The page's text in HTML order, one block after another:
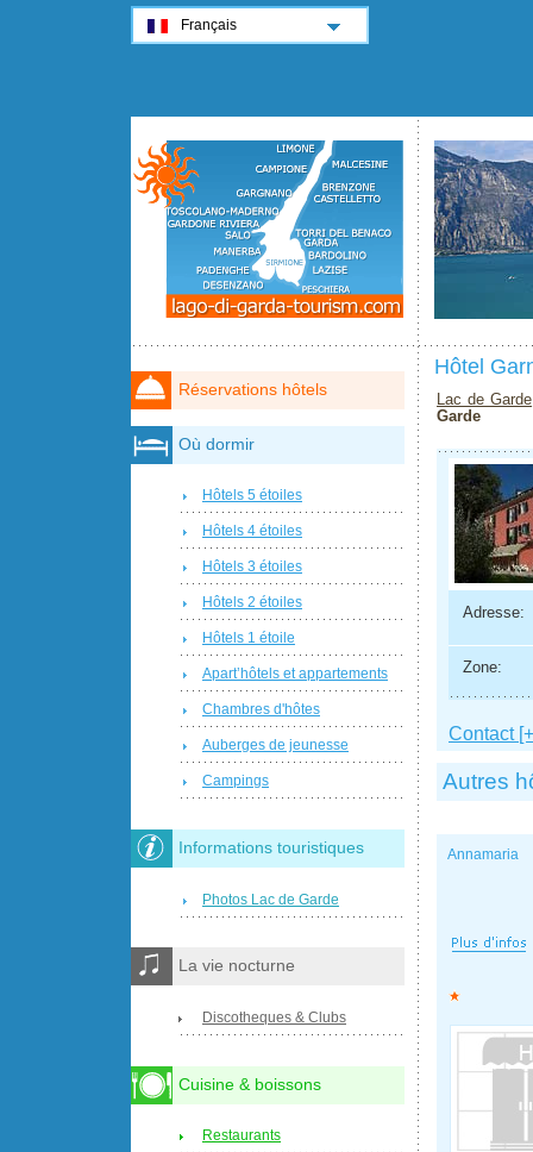
Hôtel
Lac de Garde
Garde
Adresse:
Zone:
Contact
Autres
Annamaria
Réservations hôtels
Où dormir
Hôtels 5 étoiles
Hôtels 4 étoiles
Hôtels 3 étoiles
Hôtels 2 étoiles
Hôtels 1 étoile
Apart’hôtels et appartements
Chambres d'hôtes
Auberges de jeunesse
Campings
Informations touristiques
Photos Lac de Garde
La vie nocturne
Discotheques & Clubs
Cuisine & boissons
Restaurants
Français